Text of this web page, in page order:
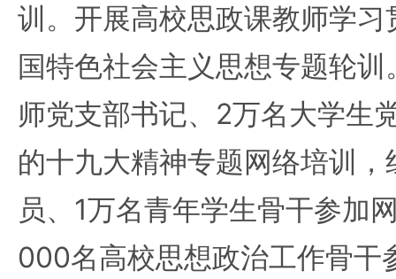
训。开展高校思政课教师学
国特色社会主义思想专题轮
师党支部书记、2万名大学生
的十九大精神专题网络培训
员、1万名青年学生骨干参加
000名高校思想政治工作骨干